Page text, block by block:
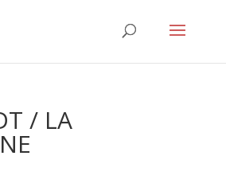
/ LA